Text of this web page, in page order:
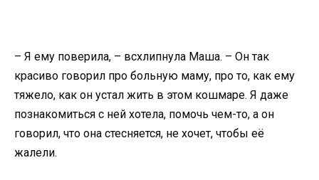
– Я ему поверила, – всхлипнула Маша. – Он так
красиво говорил про больную маму, про то, как ему
тяжело, как он устал жить в этом кошмаре. Я даже
познакомиться с ней хотела, помочь чем-то, а он
говорил, что она стесняется, не хочет, чтобы её
жалели.